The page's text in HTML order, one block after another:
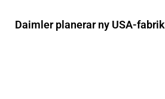
Daimler planerar ny USA-fabrik